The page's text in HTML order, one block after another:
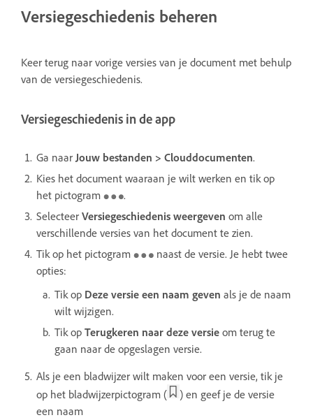
Versiegeschiedenis beheren
Keer terug naar vorige versies van je document met behulp
van de versiegeschiedenis.
Versiegeschiedenis in de app
Ga naarJouw bestanden > Clouddocumenten.
Kies het document waaraan je wilt werken en tik op
het pictogram
.
Selecteer Versiegeschiedenis weergeven om alle
verschillende versies van het document te zien.
Tik op het pictogram
naast de versie. Je hebt twee
opties:
Tik op Deze versie een naam geven als je de naam
wilt wijzigen.
Tik op Terugkeren naar deze versie om terug te
gaan naar de opgeslagen versie.
Als je een bladwijzer wilt maken voor een versie, tik je
op het bladwijzerpictogram (
) en geef je de versie
een naam